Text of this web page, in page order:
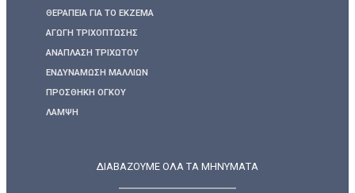
ΘΕΡΑΠΕΊΑ ΓΙΑ ΤΟ ΕΚΖΕΜΑ
ΑΓΩΓΉ ΤΡΙΧΌΠΤΩΣΗΣ
ΑΝΆΠΛΑΣΗ ΤΡΙΧΩΤΟΎ
ΕΝΔΥΝΆΜΩΣΗ ΜΑΛΛΙΏΝ
ΠΡΟΣΘΉΚΗ ΌΓΚΟΥ
ΛΆΜΨΗ
ΔΙΑΒΑΖΟΥΜΕ ΟΛΑ ΤΑ ΜΗΝΥΜΑΤΑ